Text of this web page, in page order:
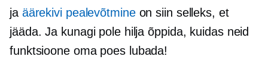
ja äärekivi pealevõtmineon siin selleks, et
jääda. Ja kunagi pole hilja õppida, kuidas neid
funktsioone oma poes lubada!